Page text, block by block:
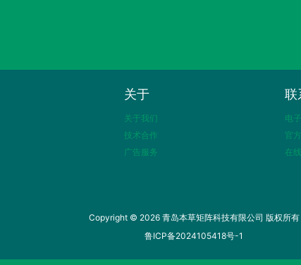
关于
关于我们
技术合作
广告服务
联
电
官
在
Copyright © 2026 青岛本草矩阵科技有限公司 版权所有
鲁ICP备2024105418号-1